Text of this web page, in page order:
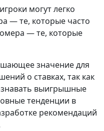
могут легко
— те, которые часто
— те, которые
значение для
о ставках, так как
выигрышные
тенденции в
рекомендаций